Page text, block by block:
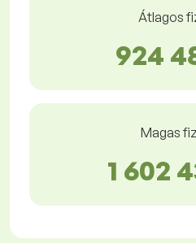
Átlagos
924
Magas
1 602